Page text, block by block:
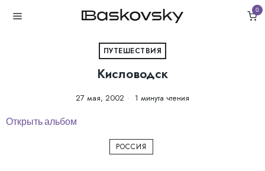
0
ПУТЕШЕСТВИЯ
Кисловодск
27 мая, 2002 1 минута чтения
Открыть альбом
РОССИЯ